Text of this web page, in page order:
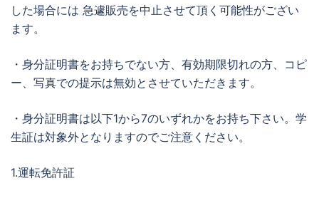
した場合には 急遽販売を中止させて頂く可能性がござい
ます。
・身分証明書をお持ちでない方、有効期限切れの方、コピ
ー、写真での提示は無効とさせていただきます。
・身分証明書は以下1から7のいずれかをお持ち下さい。学
生証は対象外となりますのでご注意ください。
1.運転免許証